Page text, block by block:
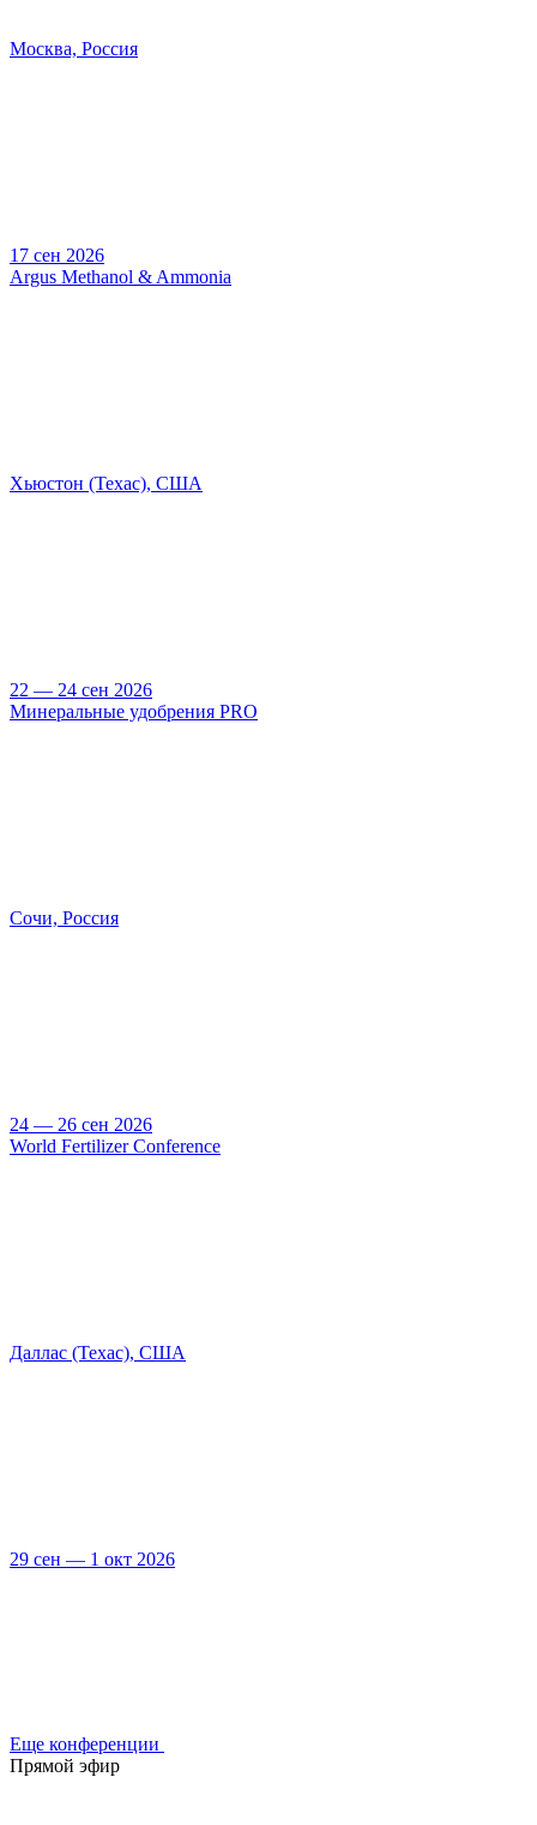
Москва, Россия
17 сен 2026
Argus Methanol & Ammonia
Хьюстон (Техас), США
22 — 24 сен 2026
Минеральные удобрения PRO
Сочи, Россия
24 — 26 сен 2026
World Fertilizer Conference
Даллас (Техас), США
29 сен — 1 окт 2026
Еще конференции
Прямой эфир